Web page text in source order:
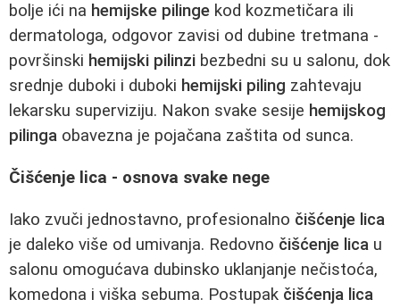
bolje ići na hemijske pilinge kod kozmetičara ili
dermatologa, odgovor zavisi od dubine tretmana -
površinski hemijski pilinzi bezbedni su u salonu, dok
srednje duboki i duboki hemijski piling zahtevaju
lekarsku superviziju. Nakon svake sesije hemijskog
pilinga obavezna je pojačana zaštita od sunca.
Čišćenje lica - osnova svake nege
Iako zvuči jednostavno, profesionalno čišćenje lica
je daleko više od umivanja. Redovno čišćenje lica u
salonu omogućava dubinsko uklanjanje nečistoća,
komedona i viška sebuma. Postupak čišćenja lica